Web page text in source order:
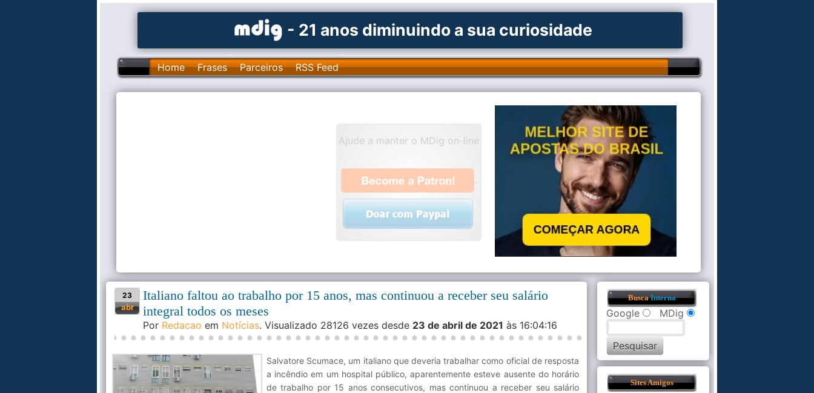
- 21 anos diminuindo a sua curiosidade
Home Frases Parceiros RSS Feed
Ajude a manter o MDig on-line
.
23
abr
Italiano faltou ao trabalho por 15 anos, mas continuou a receber seu salário
integral todos os meses
Por Redacao em Notícias. Visualizado 28126 vezes desde 23 de abril de 2021 às 16:04:16
Salvatore Scumace, um italiano que deveria trabalhar como oficial de resposta
a incêndio em um hospital público, aparentemente esteve ausente do horário
de trabalho por 15 anos consecutivos, mas continuou a receber seu salário
BuscaInterna
Google MDig
Sites Amigos